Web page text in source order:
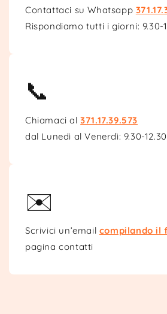
Contattaci su Whatsapp
Rispondiamo tutti i giorni: 9.30-
📞
Chiamaci al371.17.39.573
dal Lunedì al Venerdì: 9.30-12.30
✉️
Scrivici un’email compilando il
pagina contatti